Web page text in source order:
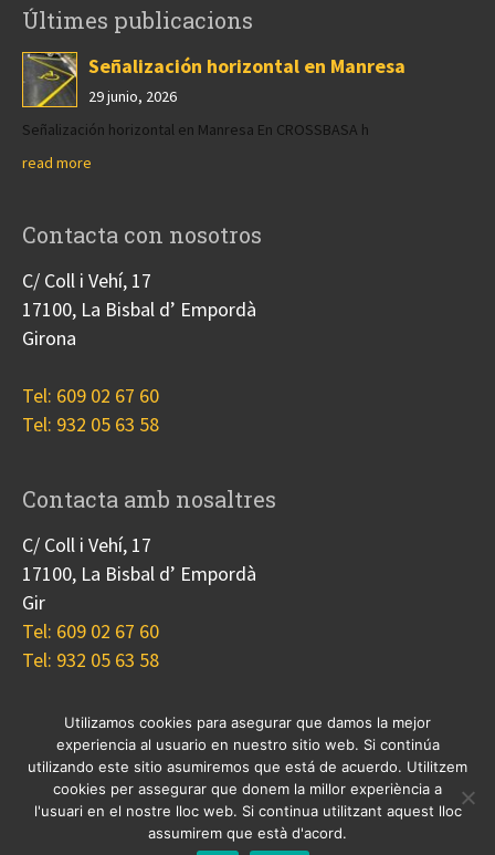
Últimes publicacions
Señalización horizontal en Manresa
29 junio, 2026
Señalización horizontal en Manresa En CROSSBASA h
read more
Contacta con nosotros
C/ Coll i Vehí, 17
17100, La Bisbal d’ Empordà
Girona
Tel: 609 02 67 60
Tel: 932 05 63 58
Contacta amb nosaltres
C/ Coll i Vehí, 17
17100, La Bisbal d’ Empordà
Gir
Tel: 609 02 67 60
Tel: 932 05 63 58
Nosotros Proyectos Blog
Contacto
Cookies
© 2017 Copyright, diseñoGuia33 SL, grupo
Utilizamos cookies para asegurar que damos la mejor
experiencia al usuario en nuestro sitio web. Si continúa
utilizando este sitio asumiremos que está de acuerdo. Utilitzem
cookies per assegurar que donem la millor experiència a
l'usuari en el nostre lloc web. Si continua utilitzant aquest lloc
assumirem que està d'acord.